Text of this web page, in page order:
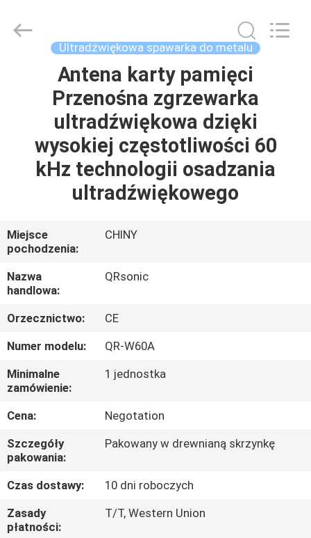
PRODUKTY
WYCIECZKA
PO
FABRYCE
KONTROLA
JAKOŚCI
SKONTAKTUJ
SIĘ
Z
NAMI
NOWOŚCI
Equipment
Co.,Ltd.
Ultradźwiękowa spawarka do metalu
Antena karty pamięci
Przenośna zgrzewarka
ultradźwiękowa dzięki
wysokiej częstotliwości 60
kHz technologii osadzania
ultradźwiękowego
Miejsce
pochodzenia:
CHINY
Nazwa
handlowa:
QRsonic
Orzecznictwo:
CE
Numer modelu:
QR-W60A
Minimalne
zamówienie:
1 jednostka
Cena:
Negotation
Szczegóły
pakowania:
Pakowany w drewnianą skrzynkę
Czas dostawy:
10 dni roboczych
Zasady
płatności:
T/T, Western Union